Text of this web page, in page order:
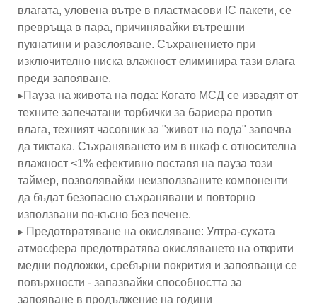
влагата, уловена вътре в пластмасови IC пакети, се
превръща в пара, причинявайки вътрешни
пукнатини и разслояване. Съхранението при
изключително ниска влажност елиминира тази влага
преди запояване.
▸Пауза на живота на пода: Когато МСД се извадят от
техните запечатани торбички за бариера против
влага, техният часовник за "живот на пода" започва
да тиктака. Съхраняването им в шкаф с относителна
влажност <1% ефективно поставя на пауза този
таймер, позволявайки неизползваните компоненти
да бъдат безопасно съхранявани и повторно
използвани по-късно без печене.
▸ Предотвратяване на окисляване: Ултра-сухата
атмосфера предотвратява окисляването на открити
медни подложки, сребърни покрития и запояващи се
повърхности - запазвайки способността за
запояване в продължение на години